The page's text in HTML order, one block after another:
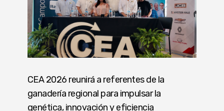
CEA 2026 reunirá a referentes de la
ganadería regional para impulsar la
genética, innovación y eficiencia